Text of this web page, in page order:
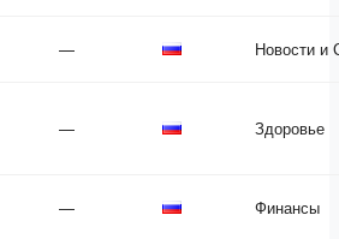
— Новости
— Здоровье
— Финансы